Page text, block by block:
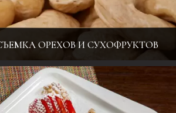
ОРЕХОВ И СУХОФРУКТОВ
и напитков для меню, каталогов, а также для
имиджевой рекламы